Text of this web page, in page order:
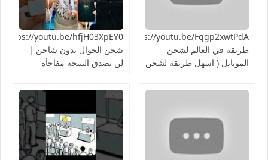
https://youtu.be/Fqgp2xwtPdAأغرب
طريقة في العالم لشحن
الموبايل ( اسهل طريقة لشحن
هتنجح؟
شحن الجوال بدون شاحن |
لن تصدق النتيجة مفاجأة